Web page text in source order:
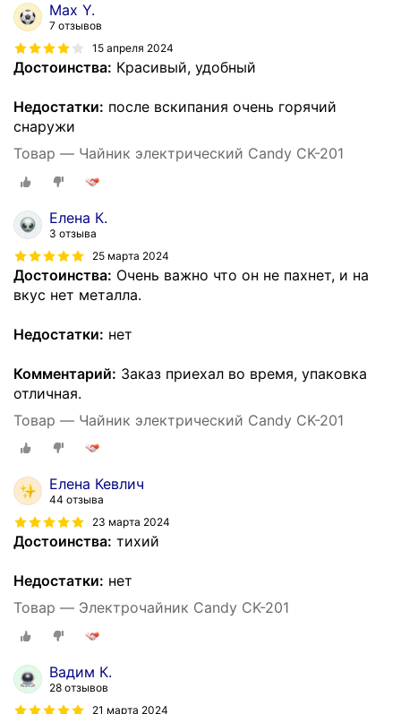
Max Y.
7 отзывов
15 апреля 2024
Достоинства: Красивый, удобный
Недостатки: после вскипания очень горячий
снаружи
Товар — Чайник электрический Candy CK-201
Елена К.
3 отзыва
25 марта 2024
Достоинства: Очень важно что он не пахнет, и на
вкус нет металла.
Недостатки: нет
Комментарий: Заказ приехал во время, упаковка
отличная.
Товар — Чайник электрический Candy CK-201
Елена Кевлич
44 отзыва
23 марта 2024
Достоинства: тихий
Недостатки: нет
Товар — Электрочайник Candy CK-201
Вадим К.
28 отзывов
21 марта 2024